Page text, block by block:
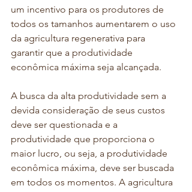
um incentivo para os produtores de
todos os tamanhos aumentarem o uso
da agricultura regenerativa para
garantir que a produtividade
econômica máxima seja alcançada.
A busca da alta produtividade sem a
devida consideração de seus custos
deve ser questionada e a
produtividade que proporciona o
maior lucro, ou seja, a produtividade
econômica máxima, deve ser buscada
em todos os momentos. A agricultura